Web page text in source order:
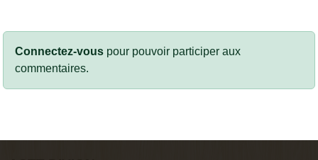
Connectez-vous pour pouvoir participer aux
commentaires.